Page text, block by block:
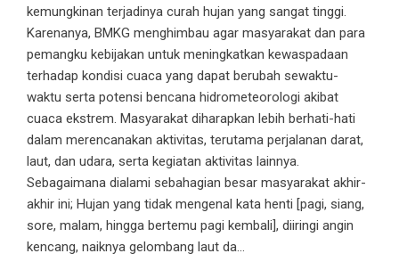
kemungkinan terjadinya curah hujan yang sangat tinggi.
Karenanya, BMKG menghimbau agar masyarakat dan para
pemangku kebijakan untuk meningkatkan kewaspadaan
terhadap kondisi cuaca yang dapat berubah sewaktu-
waktu serta potensi bencana hidrometeorologi akibat
cuaca ekstrem. Masyarakat diharapkan lebih berhati-hati
dalam merencanakan aktivitas, terutama perjalanan darat,
laut, dan udara, serta kegiatan aktivitas lainnya.
Sebagaimana dialami sebahagian besar masyarakat akhir-
akhir ini; Hujan yang tidak mengenal kata henti [pagi, siang,
sore, malam, hingga bertemu pagi kembali], diiringi angin
kencang, naiknya gelombang laut da...